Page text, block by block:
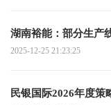
湖南裕能：部分生产
2025-12-25 21:23:25
民银国际2026年度策